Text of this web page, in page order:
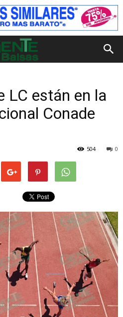
LC están en la
Conade
0
504